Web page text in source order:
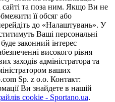
сайті та поза ним. Якщо Ви не
її обсяг або
до «Налаштувань». У
Ваші персональні
законний інтерес
високого рівня
заходів адміністратора та
ваших
Sp. z o.o. Контакт:
Ви знайдете в нашій
cookie - Sportano.ua.